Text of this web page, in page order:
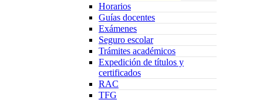
Horarios
Guías docentes
Exámenes
Seguro escolar
Trámites académicos
Expedición de títulos y
certificados
RAC
TFG